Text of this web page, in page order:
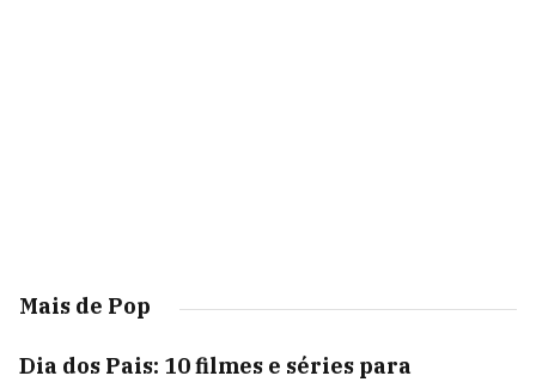
Mais de Pop
Dia dos Pais: 10 filmes e séries para